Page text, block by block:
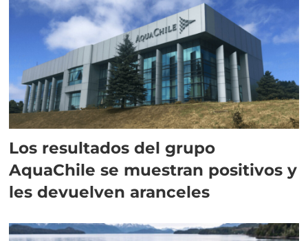
Los resultados del grupo
AquaChile se muestran positivos y
les devuelven aranceles